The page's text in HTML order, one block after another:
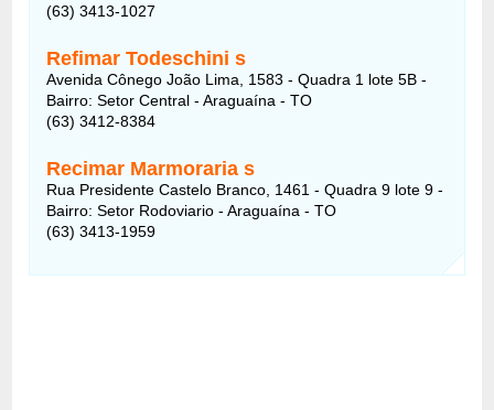
(63) 3413-1027
Refimar Todeschini s
Avenida Cônego João Lima, 1583 - Quadra 1 lote 5B -
Bairro: Setor Central - Araguaína - TO
(63) 3412-8384
Recimar Marmoraria s
Rua Presidente Castelo Branco, 1461 - Quadra 9 lote 9 -
Bairro: Setor Rodoviario - Araguaína - TO
(63) 3413-1959